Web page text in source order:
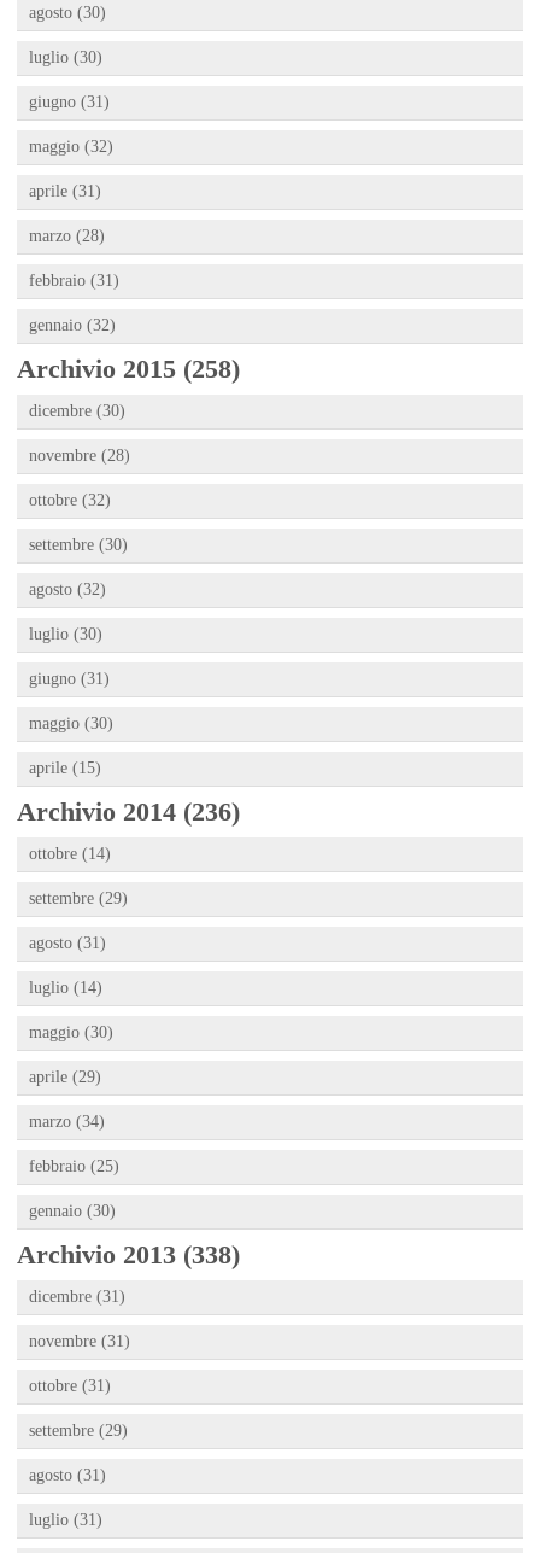
agosto (30)
luglio (30)
giugno (31)
maggio (32)
aprile (31)
marzo (28)
febbraio (31)
gennaio (32)
Archivio 2015 (258)
dicembre (30)
novembre (28)
ottobre (32)
settembre (30)
agosto (32)
luglio (30)
giugno (31)
maggio (30)
aprile (15)
Archivio 2014 (236)
ottobre (14)
settembre (29)
agosto (31)
luglio (14)
maggio (30)
aprile (29)
marzo (34)
febbraio (25)
gennaio (30)
Archivio 2013 (338)
dicembre (31)
novembre (31)
ottobre (31)
settembre (29)
agosto (31)
luglio (31)